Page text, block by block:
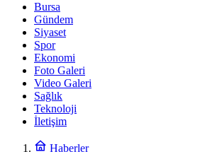
Bursa
Gündem
Siyaset
Spor
Ekonomi
Foto Galeri
Video Galeri
Sağlık
Teknoloji
İletişim
Haberler